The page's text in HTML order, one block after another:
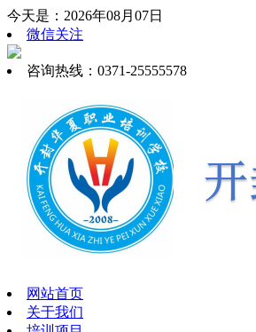
今天是：2026年08月07日
微信关注
咨询热线：0371-25555578
网站首页
关于我们